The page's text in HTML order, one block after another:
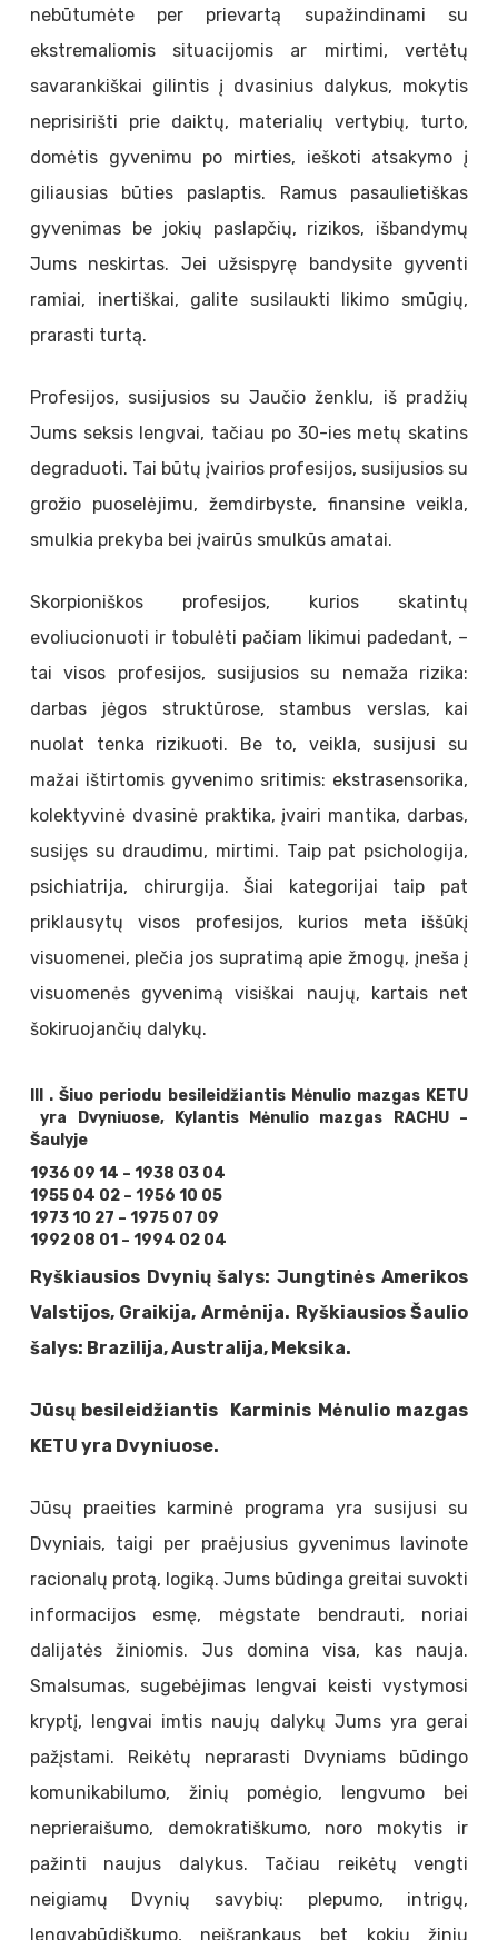
nebūtumėte per prievartą supažindinami su
ekstremaliomis situacijomis ar mirtimi, vertėtų
savarankiškai gilintis į dvasinius dalykus, mokytis
neprisirišti prie daiktų, materialių vertybių, turto,
domėtis gyvenimu po mirties, ieškoti atsakymo į
giliausias būties paslaptis. Ramus pasaulietiškas
gyvenimas be jokių paslapčių, rizikos, išbandymų
Jums neskirtas. Jei užsispyrę bandysite gyventi
ramiai, inertiškai, galite susilaukti likimo smūgių,
prarasti turtą.
Profesijos, susijusios su Jaučio ženklu, iš pradžių
Jums seksis lengvai, tačiau po 30-ies metų skatins
degraduoti. Tai būtų įvairios profesijos, susijusios su
grožio puoselėjimu, žemdirbyste, finansine veikla,
smulkia prekyba bei įvairūs smulkūs amatai.
Skorpioniškos profesijos, kurios skatintų
evoliucionuoti ir tobulėti pačiam likimui padedant, –
tai visos profesijos, susijusios su nemaža rizika:
darbas jėgos struktūrose, stambus verslas, kai
nuolat tenka rizikuoti. Be to, veikla, susijusi su
mažai ištirtomis gyvenimo sritimis: ekstrasensorika,
kolektyvinė dvasinė praktika, įvairi mantika, darbas,
susijęs su draudimu, mirtimi. Taip pat psichologija,
psichiatrija, chirurgija. Šiai kategorijai taip pat
priklausytų visos profesijos, kurios meta iššūkį
visuomenei, plečia jos supratimą apie žmogų, įneša į
visuomenės gyvenimą visiškai naujų, kartais net
šokiruojančių dalykų.
III . Šiuo periodu besileidžiantis Mėnulio mazgas KETU
yra Dvyniuose, Kylantis Mėnulio mazgas RACHU –
Šaulyje
1936 09 14 – 1938 03 04
1955 04 02 – 1956 10 05
1973 10 27 – 1975 07 09
1992 08 01 – 1994 02 04
Ryškiausios Dvynių šalys: Jungtinės Amerikos
Valstijos, Graikija, Armėnija. Ryškiausios Šaulio
šalys: Brazilija, Australija, Meksika.
Jūsų besileidžiantis Karminis Mėnulio mazgas
KETU yra Dvyniuose.
Jūsų praeities karminė programa yra susijusi su
Dvyniais, taigi per praėjusius gyvenimus lavinote
racionalų protą, logiką. Jums būdinga greitai suvokti
informacijos esmę, mėgstate bendrauti, noriai
dalijatės žiniomis. Jus domina visa, kas nauja.
Smalsumas, sugebėjimas lengvai keisti vystymosi
kryptį, lengvai imtis naujų dalykų Jums yra gerai
pažįstami. Reikėtų neprarasti Dvyniams būdingo
komunikabilumo, žinių pomėgio, lengvumo bei
neprieraišumo, demokratiškumo, noro mokytis ir
pažinti naujus dalykus. Tačiau reikėtų vengti
neigiamų Dvynių savybių: plepumo, intrigų,
lengvabūdiškumo, neišrankaus bet kokių žinių